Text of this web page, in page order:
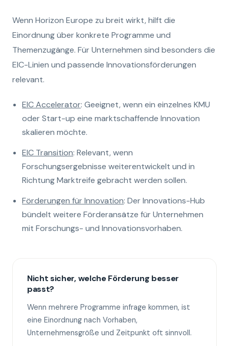
Wenn Horizon Europe zu breit wirkt, hilft die
Einordnung über konkrete Programme und
Themenzugänge. Für Unternehmen sind besonders die
EIC-Linien und passende Innovationsförderungen
relevant.
EIC Accelerator: Geeignet, wenn ein einzelnes KMU
oder Start-up eine marktschaffende Innovation
skalieren möchte.
EIC Transition: Relevant, wenn
Forschungsergebnisse weiterentwickelt und in
Richtung Marktreife gebracht werden sollen.
Förderungen für Innovation: Der Innovations-Hub
bündelt weitere Förderansätze für Unternehmen
mit Forschungs- und Innovationsvorhaben.
Nicht sicher, welche Förderung besser
passt?
Wenn mehrere Programme infrage kommen, ist
eine Einordnung nach Vorhaben,
Unternehmensgröße und Zeitpunkt oft sinnvoll.